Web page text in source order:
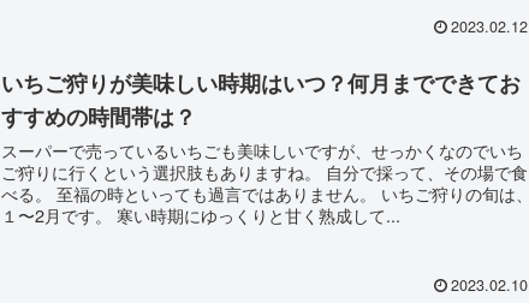
2023.02.12
いちご狩りが美味しい時期はいつ？何月までできてお
すすめの時間帯は？
スーパーで売っているいちごも美味しいですが、せっかくなのでいち
ご狩りに行くという選択肢もありますね。 自分で採って、その場で食
べる。 至福の時といっても過言ではありません。 いちご狩りの旬は、
１〜2月です。 寒い時期にゆっくりと甘く熟成して...
2023.02.10